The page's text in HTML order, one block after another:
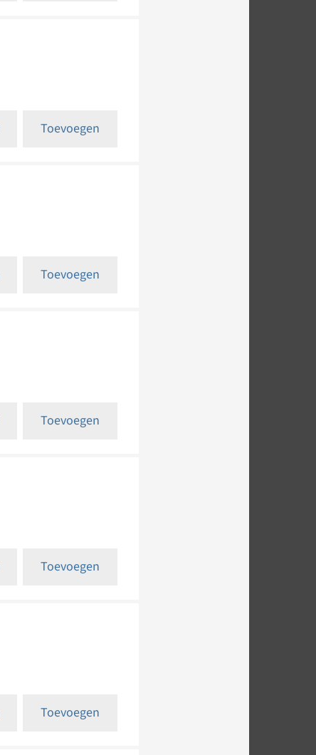
Toevoegen
Toevoegen
Toevoegen
Toevoegen
Toevoegen